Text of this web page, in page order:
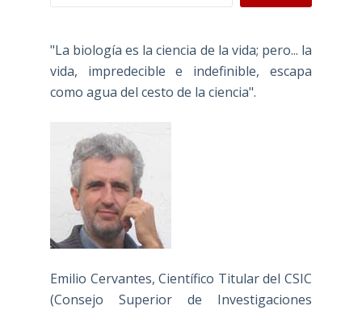
"La biología es la ciencia de la vida; pero... la
vida, impredecible e indefinible, escapa
como agua del cesto de la ciencia".
Emilio Cervantes, Científico Titular del CSIC
(Consejo Superior de Investigaciones